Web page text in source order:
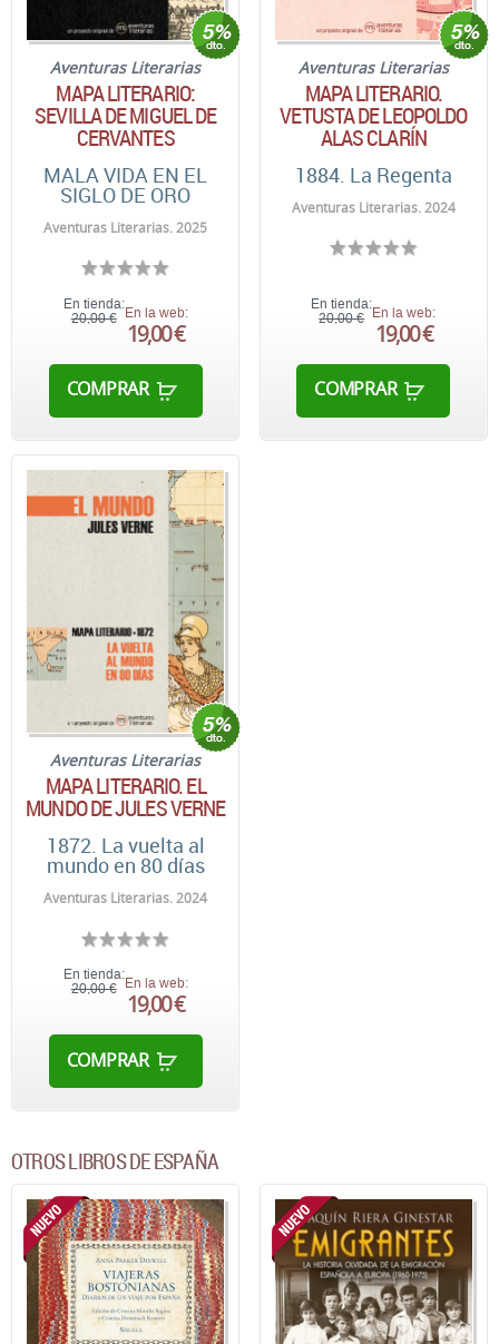
Aventuras Literarias
MAPA LITERARIO:
SEVILLA DE MIGUEL DE
CERVANTES
MALA VIDA EN EL
SIGLO DE ORO
Aventuras Literarias. 2025
En tienda:
20,00 € En la web:
19,00 €
COMPRAR
Aventuras Literarias
MAPA LITERARIO.
VETUSTA DE LEOPOLDO
ALAS CLARÍN
1884. La Regenta
Aventuras Literarias. 2024
En tienda:
20,00 €
En la web:
19,00 €
COMPRAR
Aventuras Literarias
MAPA LITERARIO. EL
MUNDO DE JULES VERNE
1872. La vuelta al
mundo en 80 días
Aventuras Literarias. 2024
En tienda:
20,00 € En la web:
19,00 €
COMPRAR
OTROS LIBROS DE ESPAÑA